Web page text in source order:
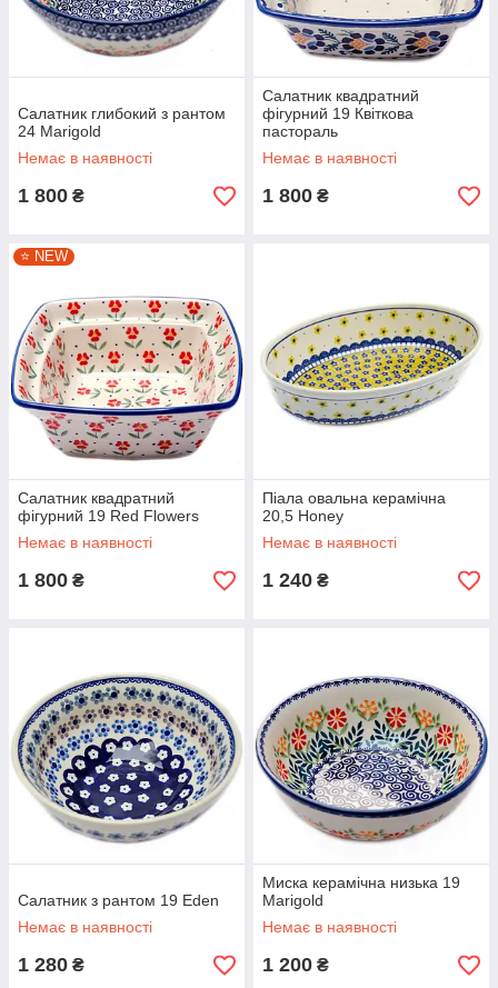
Салатник глибокий з рантом
24 Marigold
Немає в наявності
1 800 ₴
Салатник квадратний
фігурний 19 Квіткова
пастораль
Немає в наявності
1 800 ₴
⭐️ NEW
Салатник квадратний
фігурний 19 Red Flowers
Немає в наявності
1 800 ₴
Піала овальна керамічна
20,5 Honey
Немає в наявності
1 240 ₴
Салатник з рантом 19 Eden
Немає в наявності
1 280 ₴
Миска керамічна низька 19
Marigold
Немає в наявності
1 200 ₴